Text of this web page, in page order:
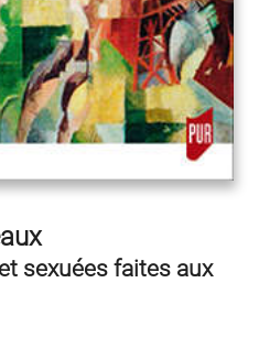
sexuées faites aux